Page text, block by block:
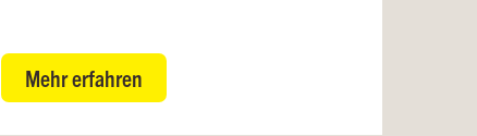
Mehr erfahren